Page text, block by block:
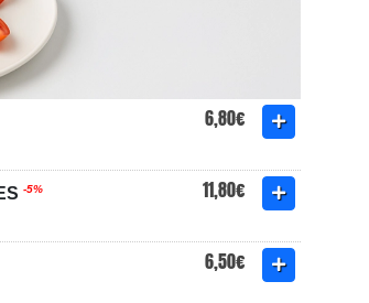
6,80€
-5% 11,80€
6,50€